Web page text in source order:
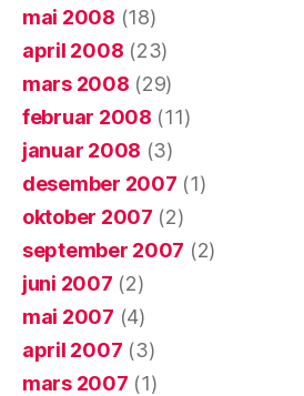
mai 2008 (18)
april 2008 (23)
mars 2008 (29)
februar 2008 (11)
januar 2008 (3)
desember 2007 (1)
oktober 2007 (2)
september 2007 (2)
juni 2007 (2)
mai 2007 (4)
april 2007 (3)
mars 2007 (1)